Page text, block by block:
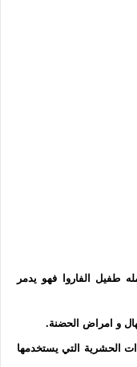
طفيل الفاروا فهو يدمر
و امراض الحضنة.
الحشرية التي يستخدمها